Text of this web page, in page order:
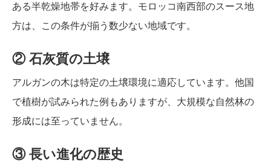
ある半乾燥地帯を好みます。モロッコ南西部のスース地
方は、この条件が揃う数少ない地域です。
② 石灰質の土壌
アルガンの木は特定の土壌環境に適応しています。他国
で植樹が試みられた例もありますが、大規模な自然林の
形成には至っていません。
③ 長い進化の歴史